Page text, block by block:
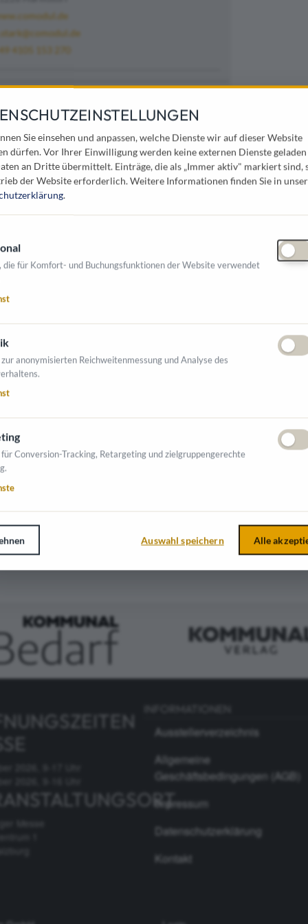
4105 153 270
Hundetoilettenvoncomodul ®
Stadtmöbeln voncomodul®sind Sie immer
die praktische und Design-schöne
an Ästhetik, Funktion und
aus. Wir stehen mit unseren Stadt- bzw.
mit erstklassiger Qualität zu einem
gerne persönlich rund um die Themen
tätig:
AUSSTELLER
Ausstellerverzeichnis
Allgemeine
Geschäftsbedingungen (AGB)
Impressum
Datenschutzerklärung
Kontakt
Sie einsehen und anpassen, welche Dienste wir auf dieser Website
dürfen. Vor Ihrer Einwilligung werden keine externen Dienste
an Dritte übermittelt. Einträge, die als „Immer aktiv" markiert sind,
der Website erforderlich.Weitere Informationen finden Sie in
.
die für Komfort- und Buchungsfunktionen der Website verwendet
anonymisierten Reichweitenmessung und Analyse des
Conversion-Tracking, Retargeting und zielgruppengerechte
Auswahl speichern Alle